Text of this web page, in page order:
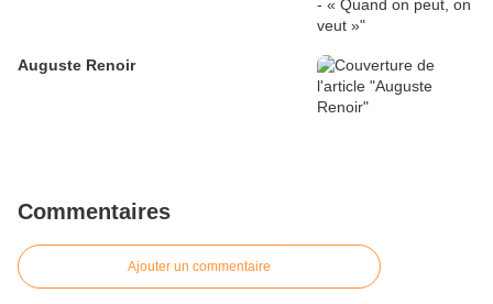
Auguste Renoir
Commentaires
Ajouter un commentaire